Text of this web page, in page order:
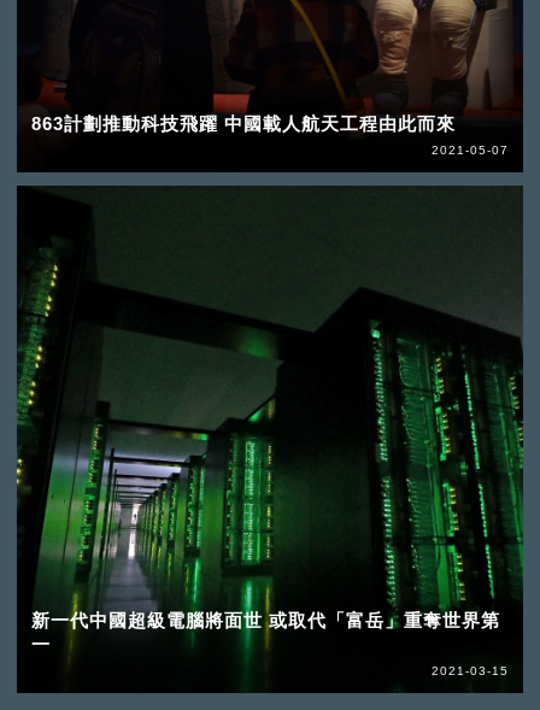
863計劃推動科技飛躍 中國載人航天工程由此而來
2021-05-07
新一代中國超級電腦將面世 或取代「富岳」重奪世界第
一
2021-03-15